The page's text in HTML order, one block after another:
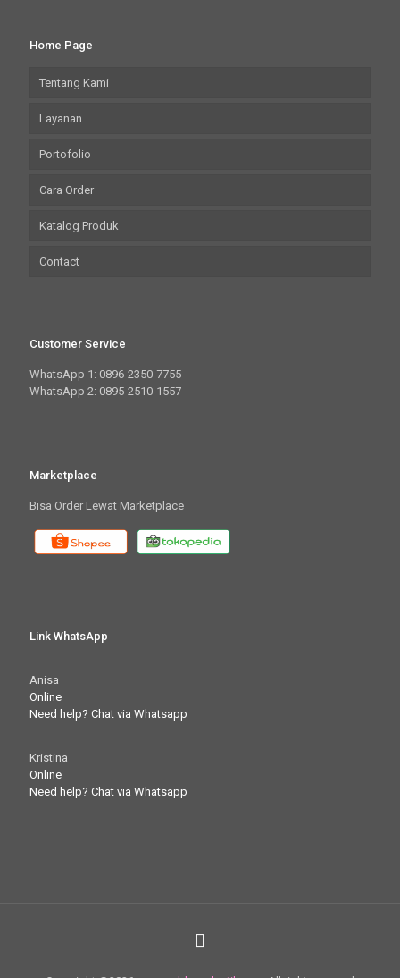
Home Page
Tentang Kami
Layanan
Portofolio
Cara Order
Katalog Produk
Contact
Customer Service
WhatsApp 1: 0896-2350-7755
WhatsApp 2: 0895-2510-1557
Marketplace
Bisa Order Lewat Marketplace
Link WhatsApp
Anisa
Online
Need help? Chat via Whatsapp
Kristina
Online
Need help? Chat via Whatsapp